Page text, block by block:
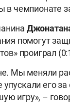
в чемпионате
помогут
проиграл
Мы меняли
его за
игру», –